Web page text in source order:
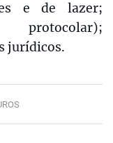
e de lazer;
jurídicos.